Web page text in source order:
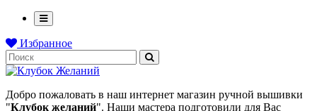
Избранное
Добро пожаловать в наш интернет магазин ручной вышивки
"Клубок желаний". Наши мастера подготовили для Вас